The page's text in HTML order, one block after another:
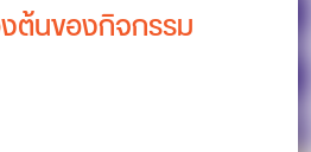
ต้นของกิจกรรม